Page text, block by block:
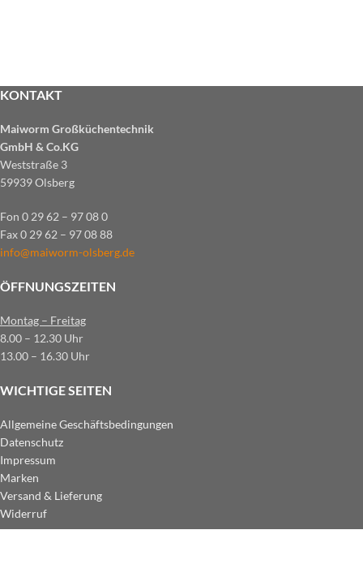
KONTAKT
Maiworm Großküchentechnik
GmbH & Co.KG
Weststraße 3
59939 Olsberg
Fon 0 29 62 – 97 08 0
Fax 0 29 62 – 97 08 88
info@maiworm-olsberg.de
ÖFFNUNGSZEITEN
Montag – Freitag
8.00 – 12.30 Uhr
13.00 – 16.30 Uhr
WICHTIGE SEITEN
Allgemeine Geschäftsbedingungen
Datenschutz
Impressum
Marken
Versand & Lieferung
Widerruf